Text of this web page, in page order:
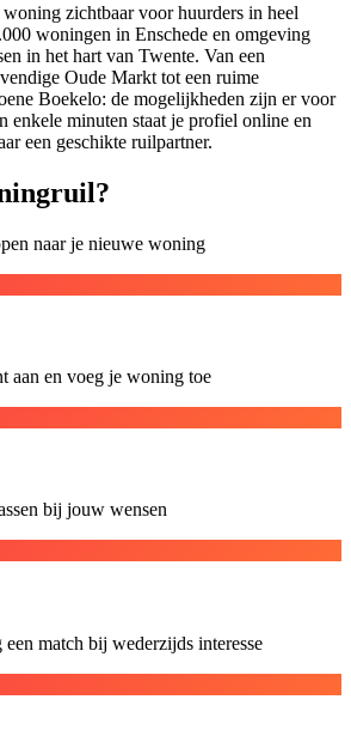
woning zichtbaar voor huurders in heel
woningen in Enschede en omgeving
in het hart van Twente. Van een
Oude Markt tot een ruime
Boekelo: de mogelijkheden zijn er voor
enkele minuten staat je profiel online en
een geschikte ruilpartner.
naar je nieuwe woning
aan en voeg je woning toe
bij jouw wensen
match bij wederzijds interesse